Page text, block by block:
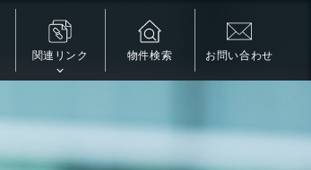
関連リンク 物件検索 お問い合わせ